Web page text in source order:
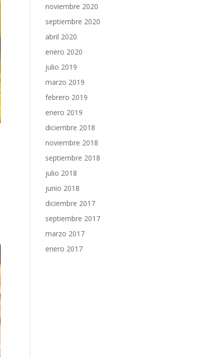
noviembre 2020
septiembre 2020
abril 2020
enero 2020
julio 2019
marzo 2019
febrero 2019
enero 2019
diciembre 2018
noviembre 2018
septiembre 2018
julio 2018
junio 2018
diciembre 2017
septiembre 2017
marzo 2017
enero 2017